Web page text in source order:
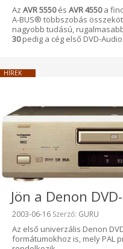
Az AVR 5550és AVR 4550a
A-BUS® többszobás
nagyobb tudású,
30pedig a cég első DVD-
HÍREK
Jön a Denon
Beküldve:
2003-06-16 Szerző: GURU
Az első univerzális Denon
formátumokhoz is, mely PAL